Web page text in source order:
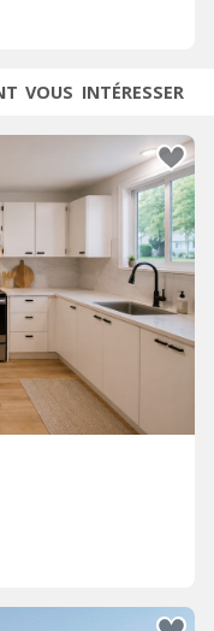
VOUS INTÉRESSER